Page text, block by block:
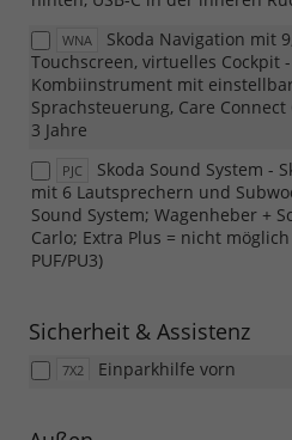
WNA
Skoda Navigation mit
Touchscreen, virtuelles Cockpit
Kombiinstrument mit
Sprachsteuerung, Care
3 Jahre
PJC
Skoda Sound System -
mit 6 Lautsprechern und
Sound System; Wagenheber +
Carlo; Extra Plus = nicht
PUF/PU3)
Sicherheit & Assistenz
7X2 Einparkhilfe vorn